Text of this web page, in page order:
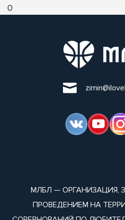
0
МЛБЛ —
ПРОВЕДЕНИЕМ НА